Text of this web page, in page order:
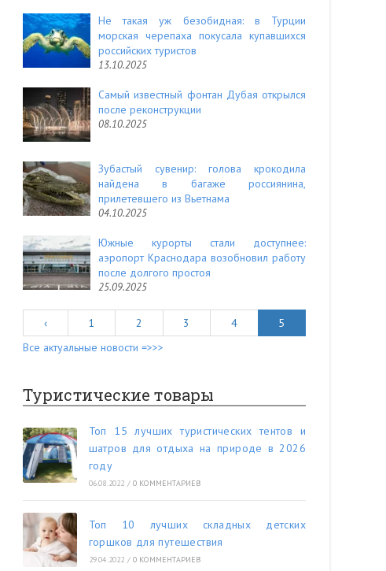
Не такая уж безобидная: в Турции
морская черепаха покусала купавшихся
российских туристов
13.10.2025
Самый известный фонтан Дубая открылся
после реконструкции
08.10.2025
Зубастый сувенир: голова крокодила
найдена в багаже россиянина,
прилетевшего из Вьетнама
04.10.2025
Южные курорты стали доступнее:
аэропорт Краснодара возобновил работу
после долгого простоя
25.09.2025
‹ 1 2 3 4
5
Все актуальные новости =>>>
Туристические товары
Топ 15 лучших туристических тентов и
шатров для отдыха на природе в 2026
году
06.08.2022 / 0 КОММЕНТАРИЕВ
Топ 10 лучших складных детских
горшков для путешествия
29.04.2022 / 0 КОММЕНТАРИЕВ